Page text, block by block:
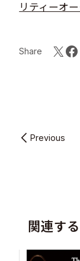
リティーオ
Share
Previous
関連す